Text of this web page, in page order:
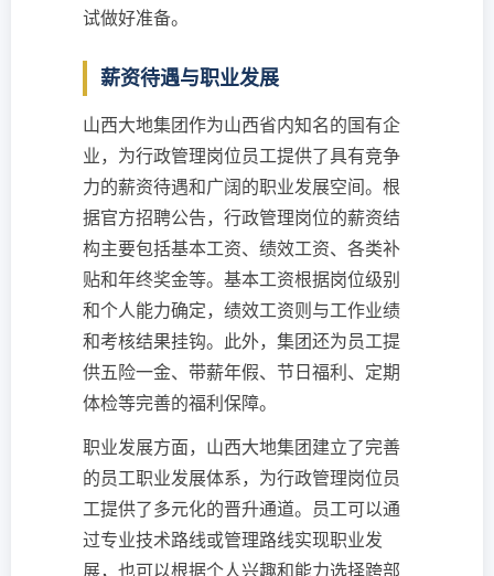
试做好准备。
薪资待遇与职业发展
山西大地集团作为山西省内知名的国有企
业，为行政管理岗位员工提供了具有竞争
力的薪资待遇和广阔的职业发展空间。根
据官方招聘公告，行政管理岗位的薪资结
构主要包括基本工资、绩效工资、各类补
贴和年终奖金等。基本工资根据岗位级别
和个人能力确定，绩效工资则与工作业绩
和考核结果挂钩。此外，集团还为员工提
供五险一金、带薪年假、节日福利、定期
体检等完善的福利保障。
职业发展方面，山西大地集团建立了完善
的员工职业发展体系，为行政管理岗位员
工提供了多元化的晋升通道。员工可以通
过专业技术路线或管理路线实现职业发
展，也可以根据个人兴趣和能力选择跨部